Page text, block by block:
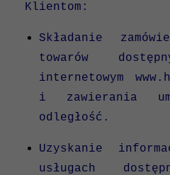
Klientom:
Składanie
towarów
internetowym
i zawierania
odległość.
Uzyskanie
usługach